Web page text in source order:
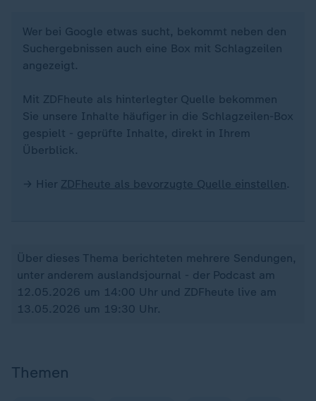
Wer bei Google etwas sucht, bekommt neben den
Suchergebnissen auch eine Box mit Schlagzeilen
angezeigt.
Mit ZDFheute als hinterlegter Quelle bekommen
Sie unsere Inhalte häufiger in die Schlagzeilen-Box
gespielt - geprüfte Inhalte, direkt in Ihrem
Überblick.
→ Hier ZDFheute als bevorzugte Quelle einstellen.
Über dieses Thema berichteten mehrere Sendungen,
unter anderem auslandsjournal - der Podcast am
12.05.2026 um 14:00 Uhr und ZDFheute live am
13.05.2026 um 19:30 Uhr.
Themen